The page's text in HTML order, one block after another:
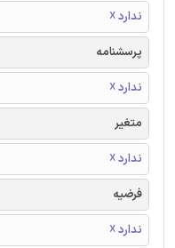
ندارد ☓
پرسشنامه
ندارد ☓
متغیر
ندارد ☓
فرضیه
ندارد ☓